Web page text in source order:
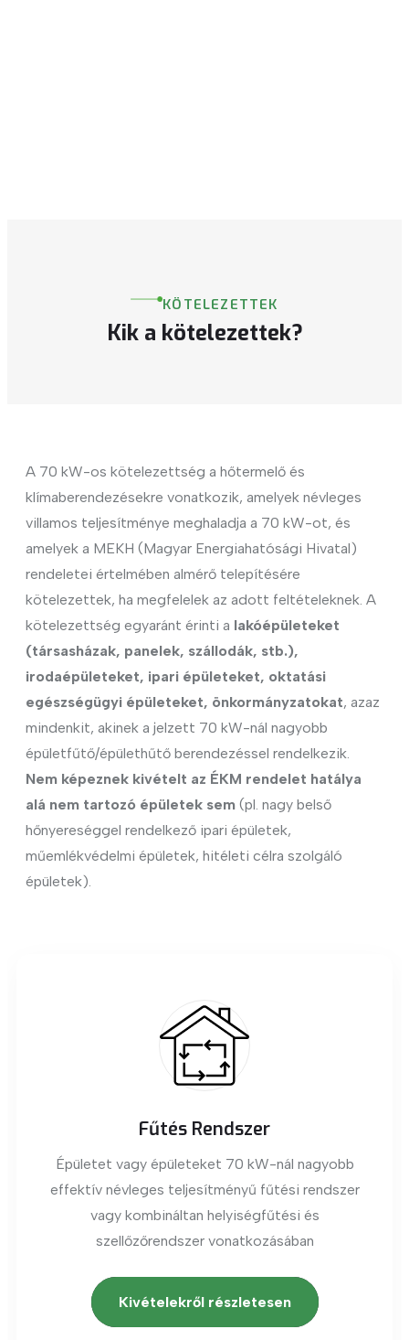
KÖTELEZETTEK
Kik a kötelezettek?
A 70 kW-os kötelezettség a hőtermelő és
klímaberendezésekre vonatkozik, amelyek névleges
villamos teljesítménye meghaladja a 70 kW-ot, és
amelyek a MEKH (Magyar Energiahatósági Hivatal)
rendeletei értelmében almérő telepítésére
kötelezettek, ha megfelelek az adott feltételeknek. A
kötelezettség egyaránt érinti a lakóépületeket
(társasházak, panelek, szállodák, stb.),
irodaépületeket, ipari épületeket, oktatási
egészségügyi épületeket, önkormányzatokat, azaz
mindenkit, akinek a jelzett 70 kW-nál nagyobb
épületfűtő/épülethűtő berendezéssel rendelkezik.
Nem képeznek kivételt az ÉKM rendelet hatálya
alá nem tartozó épületek sem (pl. nagy belső
hőnyereséggel rendelkező ipari épületek,
műemlékvédelmi épületek, hitéleti célra szolgáló
épületek).
Fűtés Rendszer
Épületet vagy épületeket 70 kW-nál nagyobb
effektív névleges teljesítményű fűtési rendszer
vagy kombináltan helyiségfűtési és
szellőzőrendszer vonatkozásában
Kivételekről részletesen